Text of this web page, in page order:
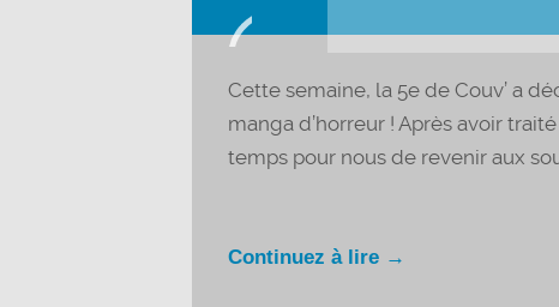
Lecteur
audio
Cette semaine, la 5e de Couv’ a
manga d’horreur ! Après avoir
temps pour nous de revenir aux
Continuez à lire →